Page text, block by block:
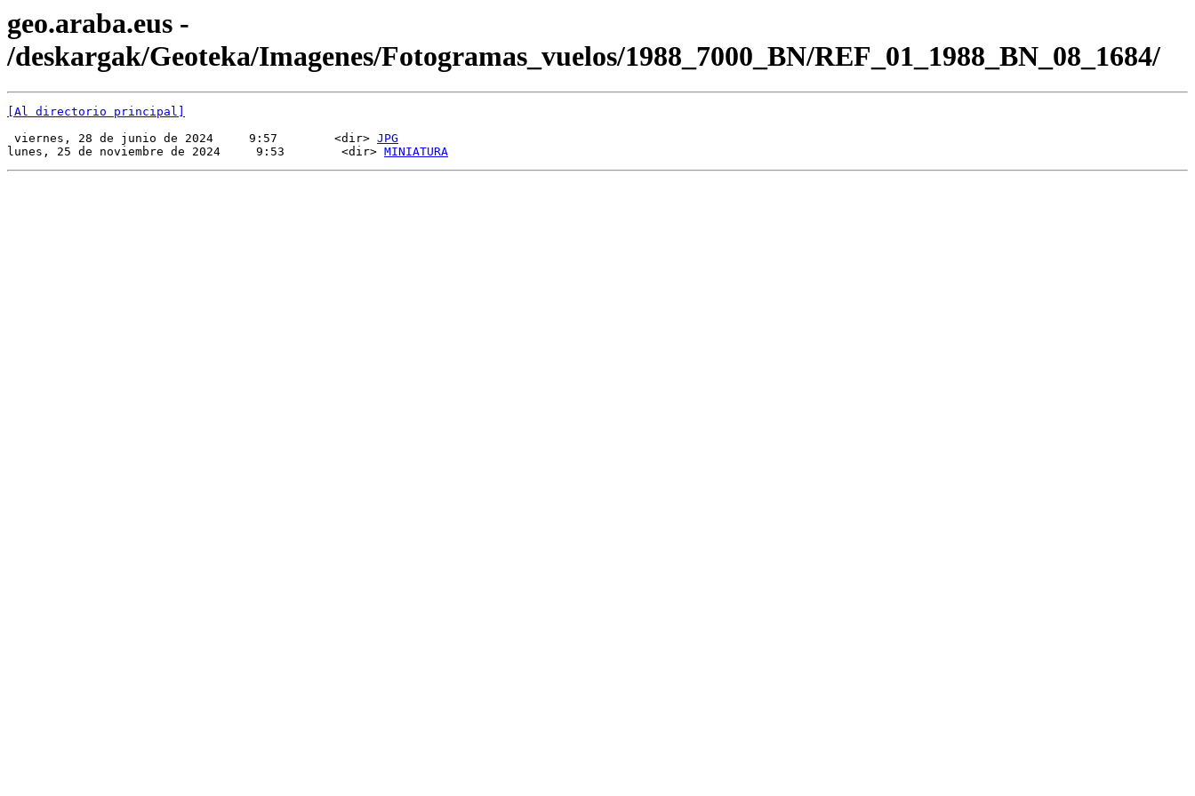
geo.araba.eus -
/deskargak/Geoteka/Imagenes/Fotogramas_vuelos/1988_7000_BN/REF_01_1988_BN_08_1684/
[Al directorio principal]
viernes, 28 de junio de 2024     9:57        <dir> JPG
lunes, 25 de noviembre de 2024     9:53        <dir> MINIATURA